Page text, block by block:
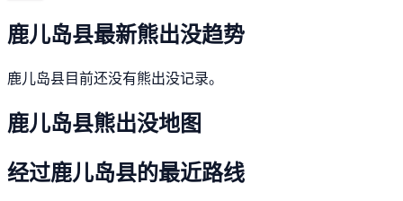
鹿儿岛县最新熊出没趋势
鹿儿岛县目前还没有熊出没记录。
鹿儿岛县熊出没地图
经过鹿儿岛县的最近路线